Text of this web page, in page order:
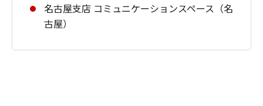
名古屋支店 コミュニケーションスペース（名
古屋）